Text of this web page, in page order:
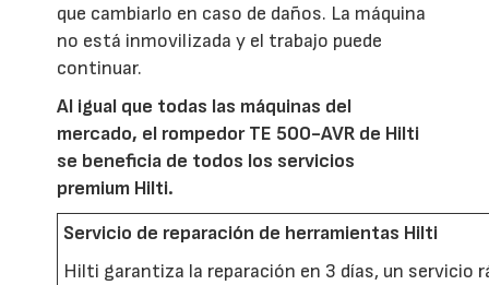
que cambiarlo en caso de daños. La máquina
no está inmovilizada y el trabajo puede
continuar.
Al igual que todas las máquinas del
mercado, el rompedor TE 500-AVR de Hilti
se beneficia de todos los servicios
premium Hilti.
Servicio de reparación de herramientas Hilti
Hilti garantiza la reparación en 3 días, un servicio